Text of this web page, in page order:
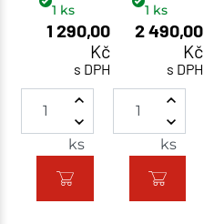
1 ks
1 290,00
Kč
s DPH
ks
1 ks
2 490,00
Kč
s DPH
ks